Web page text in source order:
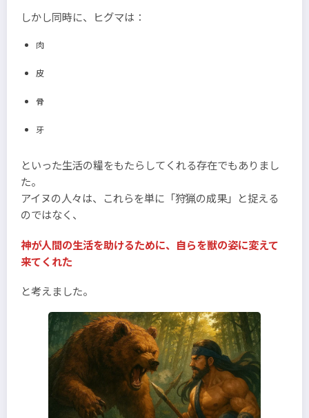
しかし同時に、ヒグマは：
肉
皮
骨
牙
といった生活の糧をもたらしてくれる存在でもありまし
た。
アイヌの人々は、これらを単に「狩猟の成果」と捉える
のではなく、
神が人間の生活を助けるために、自らを獣の姿に変えて
来てくれた
と考えました。